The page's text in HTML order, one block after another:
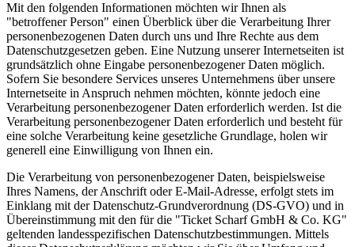
Mit den folgenden Informationen möchten wir Ihnen als
"betroffener Person" einen Überblick über die Verarbeitung Ihrer
personenbezogenen Daten durch uns und Ihre Rechte aus dem
Datenschutzgesetzen geben. Eine Nutzung unserer Internetseiten ist
grundsätzlich ohne Eingabe personenbezogener Daten möglich.
Sofern Sie besondere Services unseres Unternehmens über unsere
Internetseite in Anspruch nehmen möchten, könnte jedoch eine
Verarbeitung personenbezogener Daten erforderlich werden. Ist die
Verarbeitung personenbezogener Daten erforderlich und besteht für
eine solche Verarbeitung keine gesetzliche Grundlage, holen wir
generell eine Einwilligung von Ihnen ein.
Die Verarbeitung von personenbezogener Daten, beispielsweise
Ihres Namens, der Anschrift oder E-Mail-Adresse, erfolgt stets im
Einklang mit der Datenschutz-Grundverordnung (DS-GVO) und in
Übereinstimmung mit den für die "Ticket Scharf GmbH & Co. KG"
geltenden landesspezifischen Datenschutzbestimmungen. Mittels